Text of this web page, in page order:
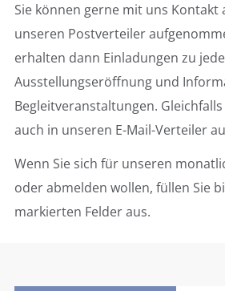
Sie können gerne mit uns Kontakt
unseren Postverteiler
erhalten dann Einladungen zu
Ausstellungseröffnung und
Begleitveranstaltungen.
auch in unseren E-Mail-Verteiler
Wenn Sie sich für unseren
oder abmelden wollen, füllen Sie
markierten Felder aus.